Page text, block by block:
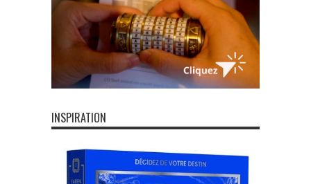
INSPIRATION